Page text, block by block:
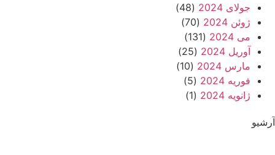
جولای 2024
(48)
ژوئن 2024
(70)
می 2024
(131)
آوریل 2024
(25)
مارس 2024
(10)
فوریه 2024
(5)
ژانویه 2024
(1)
آرشیو